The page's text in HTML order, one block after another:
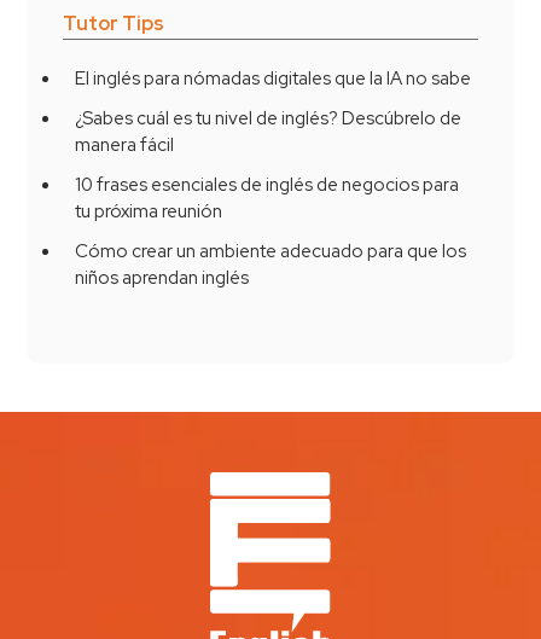
Tutor Tips
El inglés para nómadas digitales que la IA no sabe
¿Sabes cuál es tu nivel de inglés? Descúbrelo de
manera fácil
10 frases esenciales de inglés de negocios para
tu próxima reunión
Cómo crear un ambiente adecuado para que los
niños aprendan inglés